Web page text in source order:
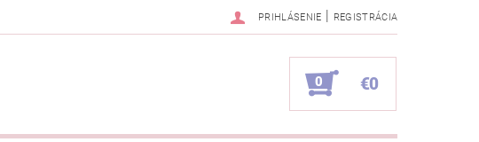
PRIHLÁSENIE | REGISTRÁCIA
0 €0